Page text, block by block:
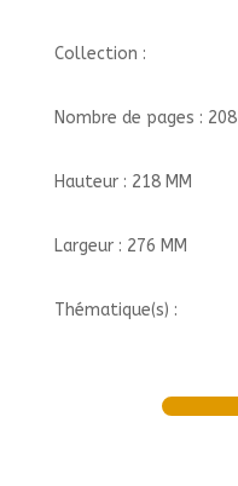
Collection :
Nombre de pages : 208
Hauteur : 218 MM
Largeur : 276 MM
Thématique(s) :